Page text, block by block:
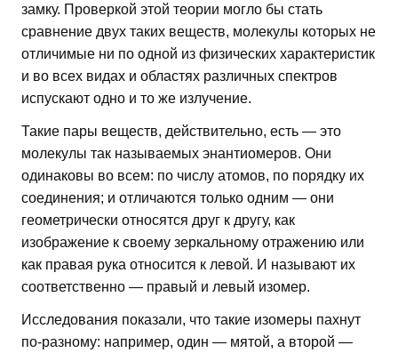
замку. Проверкой этой теории могло бы стать
сравнение двух таких веществ, молекулы которых не
отличимые ни по одной из физических характеристик
и во всех видах и областях различных спектров
испускают одно и то же излучение.
Такие пары веществ, действительно, есть — это
молекулы так называемых энантиомеров. Они
одинаковы во всем: по числу атомов, по порядку их
соединения; и отличаются только одним — они
геометрически относятся друг к другу, как
изображение к своему зеркальному отражению или
как правая рука относится к левой. И называют их
соответственно — правый и левый изомер.
Исследования показали, что такие изомеры пахнут
по-разному: например, один — мятой, а второй —